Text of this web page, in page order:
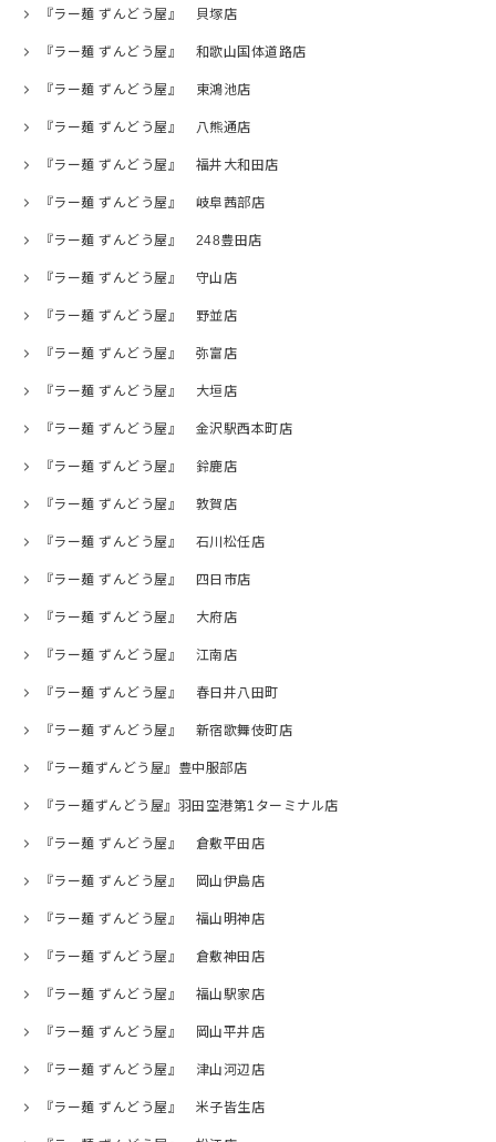
『ラー麺 ずんどう屋』 貝塚店
『ラー麺 ずんどう屋』 和歌山国体道路店
『ラー麺 ずんどう屋』 東鴻池店
『ラー麺 ずんどう屋』 八熊通店
『ラー麺 ずんどう屋』 福井大和田店
『ラー麺 ずんどう屋』 岐阜茜部店
『ラー麺 ずんどう屋』 248豊田店
『ラー麺 ずんどう屋』 守山店
『ラー麺 ずんどう屋』 野並店
『ラー麺 ずんどう屋』 弥富店
『ラー麺 ずんどう屋』 大垣店
『ラー麺 ずんどう屋』 金沢駅西本町店
『ラー麺 ずんどう屋』 鈴鹿店
『ラー麺 ずんどう屋』 敦賀店
『ラー麺 ずんどう屋』 石川松任店
『ラー麺 ずんどう屋』 四日市店
『ラー麺 ずんどう屋』 大府店
『ラー麺 ずんどう屋』 江南店
『ラー麺 ずんどう屋』 春日井八田町
『ラー麺 ずんどう屋』 新宿歌舞伎町店
『ラー麺ずんどう屋』豊中服部店
『ラー麺ずんどう屋』羽田空港第1ターミナル店
『ラー麺 ずんどう屋』 倉敷平田店
『ラー麺 ずんどう屋』 岡山伊島店
『ラー麺 ずんどう屋』 福山明神店
『ラー麺 ずんどう屋』 倉敷神田店
『ラー麺 ずんどう屋』 福山駅家店
『ラー麺 ずんどう屋』 岡山平井店
『ラー麺 ずんどう屋』 津山河辺店
『ラー麺 ずんどう屋』 米子皆生店